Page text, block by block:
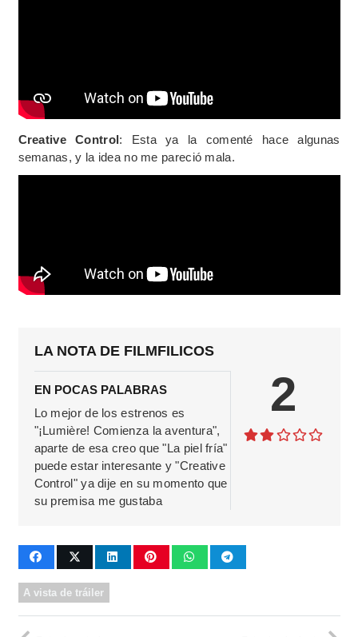
Creative Control: Esta ya la comenté hace algunas
semanas, y la idea no me pareció mala.
LA NOTA DE FILMFILICOS
EN POCAS PALABRAS
Lo mejor de los estrenos es
"¡Lumière! Comienza la aventura",
aparte de esa creo que "La piel fría"
puede estar interesante y "Creative
Control" ya dije en su momento que
su premisa me gustaba
2
A vista de tráiler